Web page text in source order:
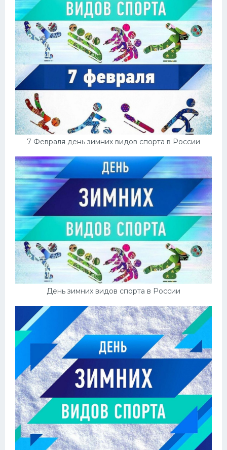
7 Февраля день зимних видов спорта в России
День зимних видов спорта в России